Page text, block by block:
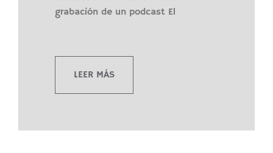
grabación de un podcast El
LEER MÁS